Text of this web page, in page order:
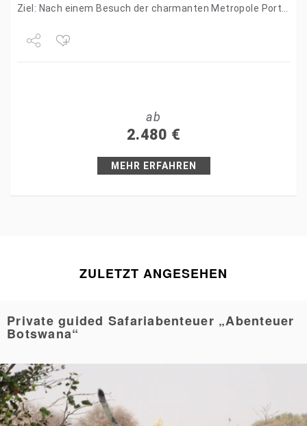
Ziel: Nach einem Besuch der charmanten Metropole Porto
ab
2.480 €
MEHR ERFAHREN
ZULETZT ANGESEHEN
Private guided Safariabenteuer „Abenteuer
Botswana“